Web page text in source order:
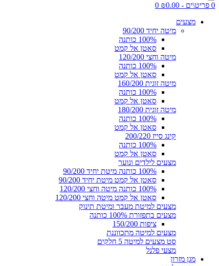
0 פריט\ים - ₪0.00
0
מצעים
מיטה יחיד 90/200
100% כותנה
סאטן אל קמט
מיטה וחצי 120/200
100% כותנה
סאטן אל קמט
מיטה זוגית 160/200
100% כותנה
סאטן אל קמט
מיטה זוגית 180/200
100% כותנה
סאטן אל קמט
קינג סייז 200/220
100% כותנה
סאטן אל קמט
מצעים לילדים ונוער
100% כותנה מיטת יחיד 90/200
סאטן אל קמט מיטת יחיד 90/200
100% כותנה מיטה וחצי 120/200
סאטן אל קמט מיטה וחצי 120/200
מצעים למיטת מעבר ומיטת תינוק
מצעים בתפזורת 100% כותנה
ציפות 150/200
מצעים למיטה מתכווננת
סט מצעים למיטה 5 חלקים
מצעי פלנל
מגן מזרון